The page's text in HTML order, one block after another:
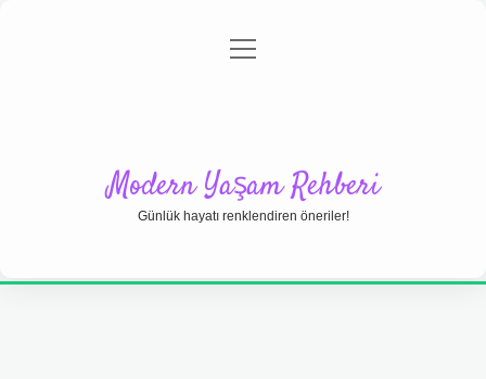
Gizlilik Politikası
menüyü
Modern Yaşam Rehberi
Günlük hayatı renklendiren öneriler!